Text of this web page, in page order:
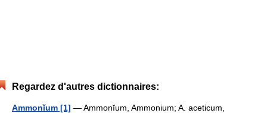
Regardez d'autres dictionnaires:
Ammonĭum [1] — Ammonĭum, Ammonium; A. aceticum,